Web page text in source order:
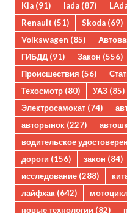
Kia (91) lada (87)
Renault (51) Skoda (69)
Volkswagen (85)
ГИБДД (91) Закон (556)
Происшествия (56)
Техосмотр (80) УАЗ (85)
Электросамокат (74)
авторынок (227)
водительское
дороги (156) закон (84)
исследование (288)
лайфхак (642)
новые технологии (82)